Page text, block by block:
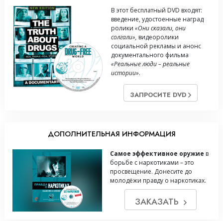
В этот бесплатный DVD входят:
введение, удостоенные наград
ролики «Они сказали, они
солгали», видеоролики
социальной рекламы и анонс
документального фильма
«Реальные люди – реальные
истории».
ЗАПРОСИТЕ DVD
ДОПОЛНИТЕЛЬНАЯ ИНФОРМАЦИЯ
Самое эффективное оружие в
борьбе с наркотиками – это
просвещение. Донесите до
молодёжи правду о наркотиках.
ЗАКАЗАТЬ